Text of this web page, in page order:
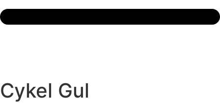
Cykel Gul